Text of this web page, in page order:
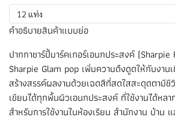
12 แท่ง
คำอธิบายสินค้าแบบย่อ
ปากกาชาร์ปี้มาร์คเกอร์เอนกประสงค์
Sharpie Glam pop เพิ่มความดึงดูดให้กับงา
สร้างสรรค์ผลงานด้วยเฉดสีที่สดใสสะดุดตามีชี
เขียนได้ทุกพื้นผิวเอนกประสงค์ ที่ใช้งานได้หลา
สำหรับการใช้งานในห้องเรียน สำนักงาน บ้าน